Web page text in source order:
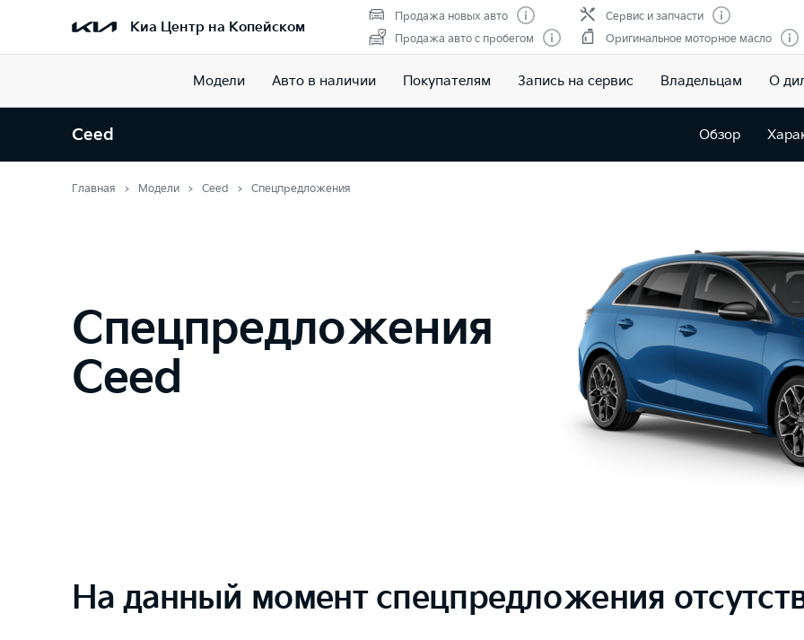
Киа Центр на Копейском
Продажа новых авто
Продажа авто с пробегом
Сервис и запчасти
Оригинальное моторное масло
Модели Авто в наличии Покупателям Запись на сервис Владельцам О
Ceed Обзор
Главная Модели Ceed Спецпредложения
Спецпредложения
Ceed
На данный момент спецпредложения